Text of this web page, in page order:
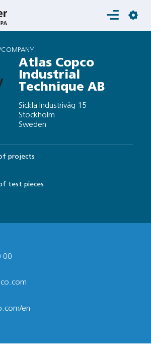
Login
COMPANY:
Atlas Copco
Industrial
Technique AB
Sickla Industriväg 15
Stockholm
Sweden
projects
test pieces
00
en